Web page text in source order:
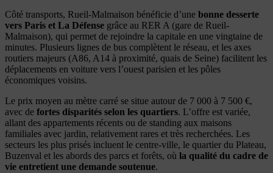
Côté transports, Rueil-Malmaison bénéficie d’une bonne desserte
vers Paris et La Défense grâce au RER A (gare de Rueil-
Malmaison), qui permet de rejoindre la capitale en une vingtaine de
minutes. Plusieurs lignes de bus complètent le réseau, et les axes
routiers majeurs (A86, A14 à proximité, quais de Seine) facilitent les
déplacements en voiture vers l’ouest parisien et les pôles
économiques voisins.
Le prix moyen au mètre carré se situe autour de 7 000 à 7 500 €,
avec de fortes disparités selon les quartiers. L’offre est variée,
allant des appartements récents ou de standing aux maisons
familiales avec jardin, relativement rares et très recherchées. Les
secteurs les plus prisés incluent le centre-ville, le quartier du Plateau,
Buzenval et les abords des parcs et forêts, où la qualité du cadre de
vie entretient une demande soutenue.